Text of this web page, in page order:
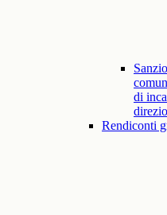
di
Rendiconti